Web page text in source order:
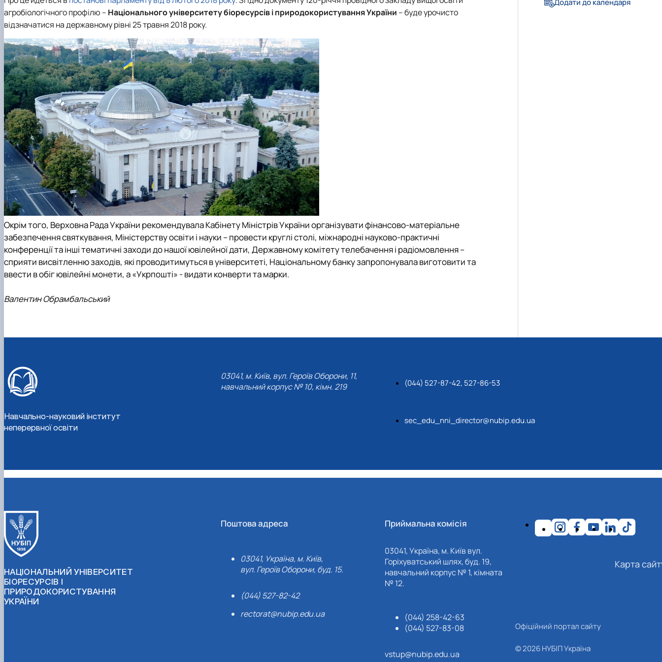
агробіологічного профілю – Національного університету біоресурсів і природокористування України – буде урочисто
відзначатися на державному рівні 25 травня 2018 року.
Окрім того, Верховна Рада України рекомендувала Кабінету Міністрів України організувати фінансово-матеріальне
забезпечення святкування, Міністерству освіти і науки – провести круглі столі, міжнародні науково-практичні
конференції та інші тематичні заходи до нашої ювілейної дати, Державному комітету телебачення і радіомовлення –
сприяти висвітленню заходів, які проводитимуться в університеті, Національному банку запропонувала виготовити та
ввести в обіг ювілейні монети, а «Укрпошті» - видати конверти та марки.
Валентин Обрамбальський
Додати до календаря
Навчально-науковий інститут
неперервної освіти
03041, м. Київ, вул. Героїв Оборони, 11,
навчальний корпус № 10, кімн. 219
(044) 527-87-42, 527-86-53
sec_edu_nni_director@nubip.edu.ua
НАЦІОНАЛЬНИЙ УНІВЕРСИТЕТ
БІОРЕСУРСІВ І
ПРИРОДОКОРИСТУВАННЯ
УКРАЇНИ
Поштова адреса
03041, Україна, м. Київ,
вул. Героїв Оборони, буд. 15.
(044) 527-82-42
rectorat@nubip.edu.ua
Приймальна комісія
03041, Україна, м. Київ вул.
Горіхуватський шлях, буд. 19,
навчальний корпус № 1, кімната
№ 12.
(044) 258-42-63
(044) 527-83-08
vstup@nubip.edu.ua
Карта
Офіційний портал сайту
© 2026 НУБІП Україна